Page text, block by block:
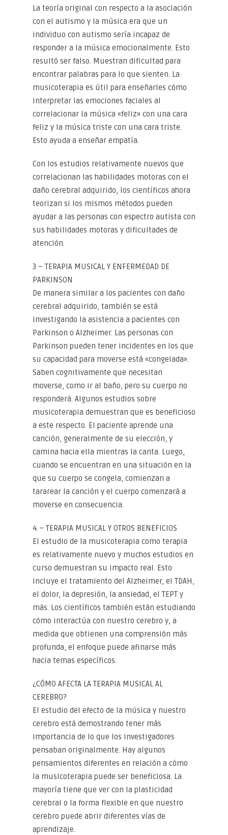
La teoría original con respecto a la asociación
con el autismo y la música era que un
individuo con autismo sería incapaz de
responder a la música emocionalmente. Esto
resultó ser falso. Muestran dificultad para
encontrar palabras para lo que sienten. La
musicoterapia es útil para enseñarles cómo
interpretar las emociones faciales al
correlacionar la música «feliz» con una cara
feliz y la música triste con una cara triste.
Esto ayuda a enseñar empatía.
Con los estudios relativamente nuevos que
correlacionan las habilidades motoras con el
daño cerebral adquirido, los científicos ahora
teorizan si los mismos métodos pueden
ayudar a las personas con espectro autista con
sus habilidades motoras y dificultades de
atención.
3 – TERAPIA MUSICAL Y ENFERMEDAD DE
PARKINSON
De manera similar a los pacientes con daño
cerebral adquirido, también se está
investigando la asistencia a pacientes con
Parkinson o Alzheimer. Las personas con
Parkinson pueden tener incidentes en los que
su capacidad para moverse está «congelada».
Saben cognitivamente que necesitan
moverse, como ir al baño, pero su cuerpo no
responderá. Algunos estudios sobre
musicoterapia demuestran que es beneficioso
a este respecto. El paciente aprende una
canción, generalmente de su elección, y
camina hacia ella mientras la canta. Luego,
cuando se encuentran en una situación en la
que su cuerpo se congela, comienzan a
tararear la canción y el cuerpo comenzará a
moverse en consecuencia.
4 – TERAPIA MUSICAL Y OTROS BENEFICIOS
El estudio de la musicoterapia como terapia
es relativamente nuevo y muchos estudios en
curso demuestran su impacto real. Esto
incluye el tratamiento del Alzheimer, el TDAH,
el dolor, la depresión, la ansiedad, el TEPT y
más. Los científicos también están estudiando
cómo interactúa con nuestro cerebro y, a
medida que obtienen una comprensión más
profunda, el enfoque puede afinarse más
hacia temas específicos.
¿CÓMO AFECTA LA TERAPIA MUSICAL AL
CEREBRO?
El estudio del efecto de la música y nuestro
cerebro está demostrando tener más
importancia de lo que los investigadores
pensaban originalmente. Hay algunos
pensamientos diferentes en relación a cómo
la musicoterapia puede ser beneficiosa. La
mayoría tiene que ver con la plasticidad
cerebral o la forma flexible en que nuestro
cerebro puede abrir diferentes vías de
aprendizaje.